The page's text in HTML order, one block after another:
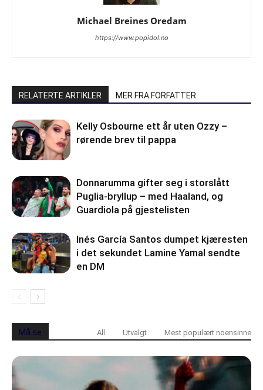
Michael Breines Oredam
https://www.popidol.no
RELATERTE ARTIKLER MER FRA FORFATTER
Kelly Osbourne ett år uten Ozzy –
rørende brev til pappa
Donnarumma gifter seg i storslått
Puglia-bryllup – med Haaland, og
Guardiola på gjestelisten
Inés García Santos dumpet kjæresten
i det sekundet Lamine Yamal sendte
en DM
Må se All Utvalgt Mest populært noensinne